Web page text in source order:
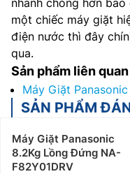
một chiếc máy giặt
điện nước thì đây
qua.
Sản phẩm liên quan
Máy Giặt
SẢN PHẨM
Máy Giặt Panasonic
8.2Kg Lồng Đứng NA-
F82Y01DRV